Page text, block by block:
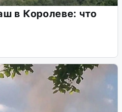
в Королеве: что